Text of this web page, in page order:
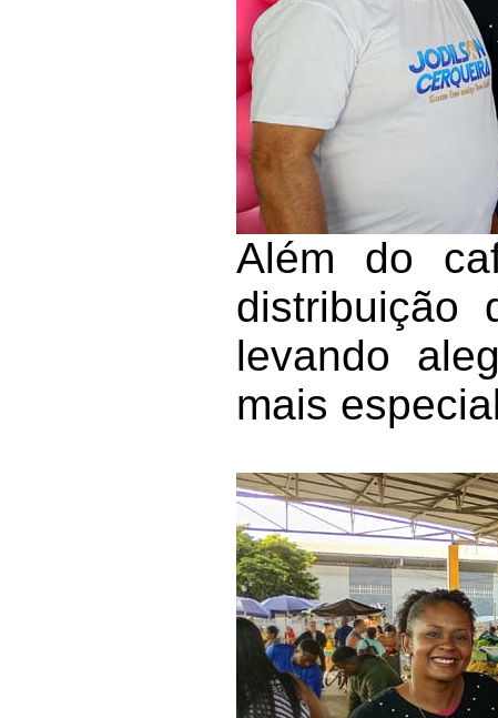
Além do
distribuição
levando
mais